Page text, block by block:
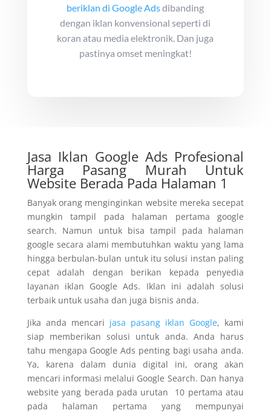
beriklan di Google Adsdibanding
dengan iklan konvensional seperti di
koran atau media elektronik. Dan juga
pastinya omset meningkat!
Jasa Iklan Google Ads Profesional
Harga Pasang Murah Untuk
Website Berada Pada Halaman 1
Banyak orang menginginkan website mereka secepat
mungkin tampil pada halaman pertama google
search. Namun untuk bisa tampil pada halaman
google secara alami membutuhkan waktu yang lama
hingga berbulan-bulan untuk itu solusi instan paling
cepat adalah dengan berikan kepada penyedia
layanan iklan Google Ads. Iklan ini adalah solusi
terbaik untuk usaha dan juga bisnis anda.
Jika anda mencari jasa pasang iklan Google, kami
siap memberikan solusi untuk anda. Anda harus
tahu mengapa Google Ads penting bagi usaha anda.
Ya, karena dalam dunia digital ini, orang akan
mencari informasi melalui Google Search. Dan hanya
website yang berada pada urutan 10 pertama atau
pada halaman pertama yang mempunyai